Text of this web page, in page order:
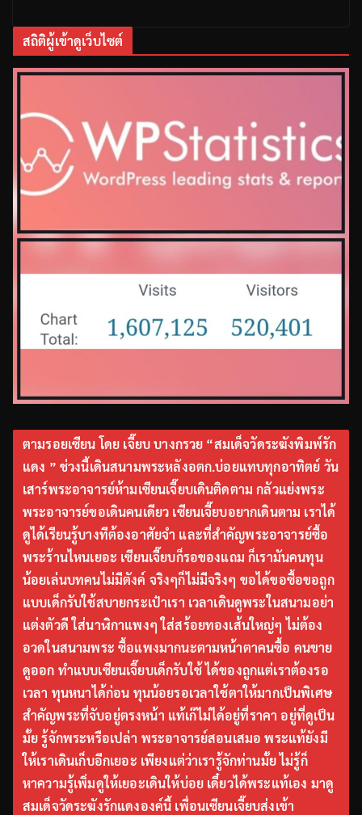
สถิติผู้เข้าดูเว็บไซต์
ตามรอยเซียน โดย เจี๊ยบ บางกรวย “สมเด็จวัดระฆังพิมพ์รัก
แดง ” ช่วงนี้เดินสนามพระหลังอตก.บ่อยแทบทุกอาทิตย์ วัน
เสาร์พระอาจารย์ห้ามเซียนเจี๊ยบเดินติดตาม กลัวแย่งพระ
พระอาจารย์ขอเดินคนเดียว เซียนเจี๊ยบอยากเดินตาม เราได้
ดูได้เรียนรู้บางทีต้องอาศัยจำ และที่สำคัญพระอาจารย์ซื้อ
พระร้านไหนเยอะ เซียนเจี๊ยบก็รอของแถม ก็เรามันคนทุน
น้อยเล่นบทคนไม่มีตังค์ จริงๆก็ไม่มีจริงๆ ขอได้ขอซื้อขอถูก
แบบเด็กรับใช้สบายกระเป๋าเรา เวลาเดินดูพระในสนามอย่า
แต่งตัวดี ใส่นาฬิกาแพงๆ ใส่สร้อยทองเส้นใหญ่ๆ ไม่ต้อง
อวดในสนามพระ ซื้อแพงมากนะตามหน้าตาคนซื้อ คนขาย
ดูออก ทำแบบเซียนเจี๊ยบเด็กรับใช้ ได้ของถูกแต่เราต้องรอ
เวลา ทุนหนาได้ก่อน ทุนน้อยรอเวลาใช้ตาให้มากเป็นพิเศษ
สำคัญพระที่จับอยู่ตรงหน้า แท้เก๊ไม่ได้อยู่ที่ราคา อยู่ที่ดูเป็น
มั้ย รู้จักพระหรือเปล่า พระอาจารย์สอนเสมอ พระแท้ยังมี
ให้เราเดินเก็บอีกเยอะ เพียงแต่ว่าเรารู้จักท่านมั้ย ไม่รู้ก็
หาความรู้เพิ่มดูให้เยอะเดินให้บ่อย เดี๋ยวได้พระแท้เอง มาดู
สมเด็จวัดระฆังรักแดงองค์นี้ เพื่อนเซียนเจี๊ยบส่งเข้า